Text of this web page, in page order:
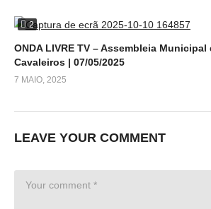
2
ONDA LIVRE TV – Assembleia
Cavaleiros | 07/05/2025
7 MAIO, 2025
LEAVE YOUR COMMENT